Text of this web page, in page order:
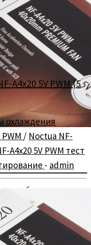
с рабочим
5000 об/мин —
A4x20 5V PWM (5
охлаждения
/ Noctua NF-
A4x20 5V PWM тест
- admin